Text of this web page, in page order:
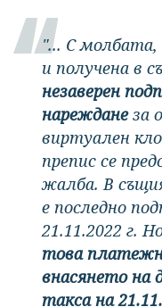
"... С молбата,
и получена в
незаверен
нарежданеза
виртуален
препис се
жалба. В
е последно
21.11.2022 г.
това
внасянето
такса на